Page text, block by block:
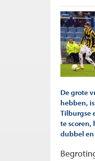
De grote
hebben,
Tilburgse
te scoren,
dubbel en